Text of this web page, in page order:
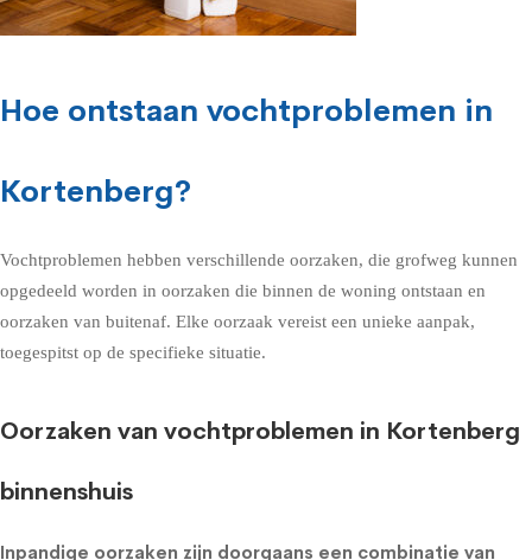
Hoe ontstaan vochtproblemen in
Kortenberg?
Vochtproblemen hebben verschillende oorzaken, die grofweg kunnen
opgedeeld worden in oorzaken die binnen de woning ontstaan en
oorzaken van buitenaf. Elke oorzaak vereist een unieke aanpak,
toegespitst op de specifieke situatie.
Oorzaken van vochtproblemen in Kortenberg
binnenshuis
Inpandige oorzaken zijn doorgaans een combinatie van